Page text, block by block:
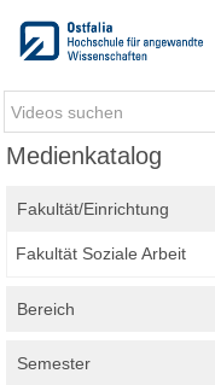
Medienkatalog
Fakultät/Einrichtung
Fakultät Soziale Arbeit
Bereich
Semester